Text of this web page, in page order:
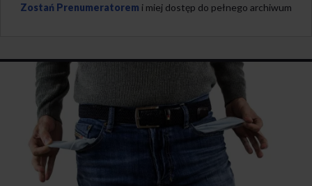
Zostań Prenumeratorem i miej dostęp do pełnego archiwum